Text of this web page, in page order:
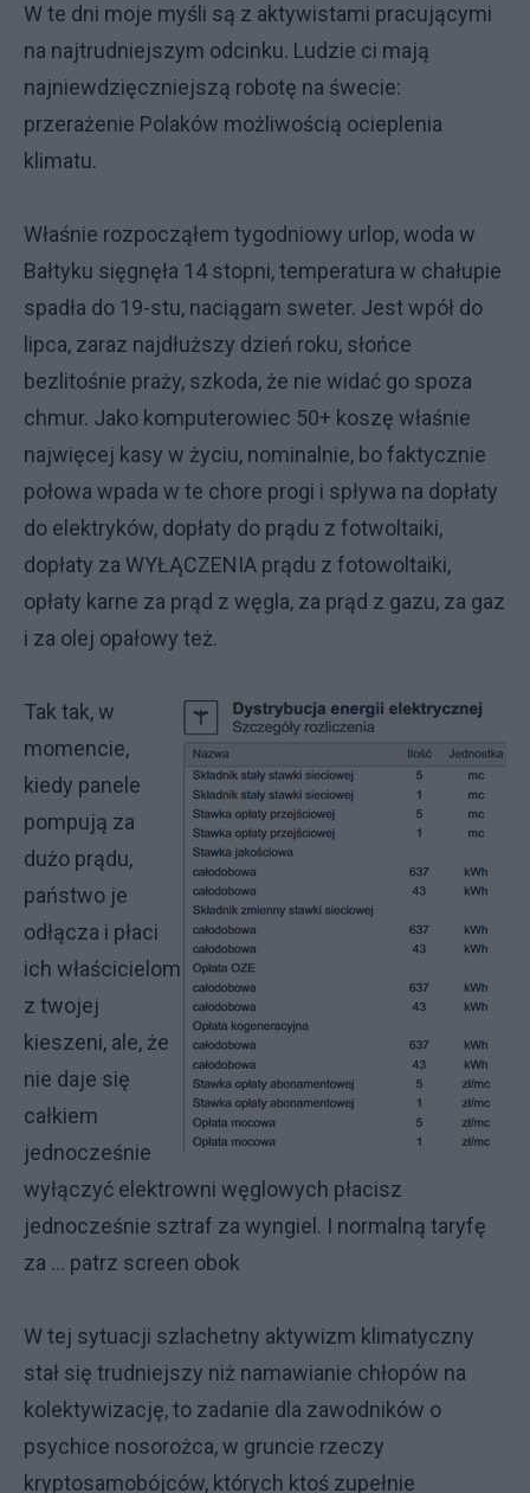
W te dni moje myśli są z aktywistami pracującymi
na najtrudniejszym odcinku. Ludzie ci mają
najniewdzięczniejszą robotę na śwecie:
przerażenie Polaków możliwością ocieplenia
klimatu.
Właśnie rozpocząłem tygodniowy urlop, woda w
Bałtyku sięgnęła 14 stopni, temperatura w chałupie
spadła do 19-stu, naciągam sweter. Jest wpół do
lipca, zaraz najdłuższy dzień roku, słońce
bezlitośnie praży, szkoda, że nie widać go spoza
chmur. Jako komputerowiec 50+ koszę właśnie
najwięcej kasy w życiu, nominalnie, bo faktycznie
połowa wpada w te chore progi i spływa na dopłaty
do elektryków, dopłaty do prądu z fotwoltaiki,
dopłaty za WYŁĄCZENIA prądu z fotowoltaiki,
opłaty karne za prąd z węgla, za prąd z gazu, za gaz
i za olej opałowy też.
Tak tak, w
momencie,
kiedy panele
pompują za
dużo prądu,
państwo je
odłącza i płaci
ich właścicielom
z twojej
kieszeni, ale, że
nie daje się
całkiem
jednocześnie
wyłączyć elektrowni węglowych płacisz
jednocześnie sztraf za wyngiel. I normalną taryfę
za ... patrz screen obok
W tej sytuacji szlachetny aktywizm klimatyczny
stał się trudniejszy niż namawianie chłopów na
kolektywizację, to zadanie dla zawodników o
psychice nosorożca, w gruncie rzeczy
kryptosamobójców, których ktoś zupełnie